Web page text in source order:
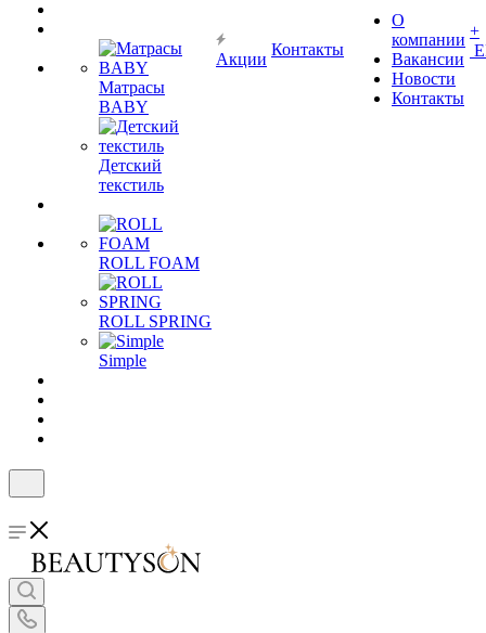
Матрасы
BABY
Детский
текстиль
ROLL FOAM
ROLL SPRING
Simple
Акции
Контакты
О
компании
Вакансии
Новости
Контакты
+